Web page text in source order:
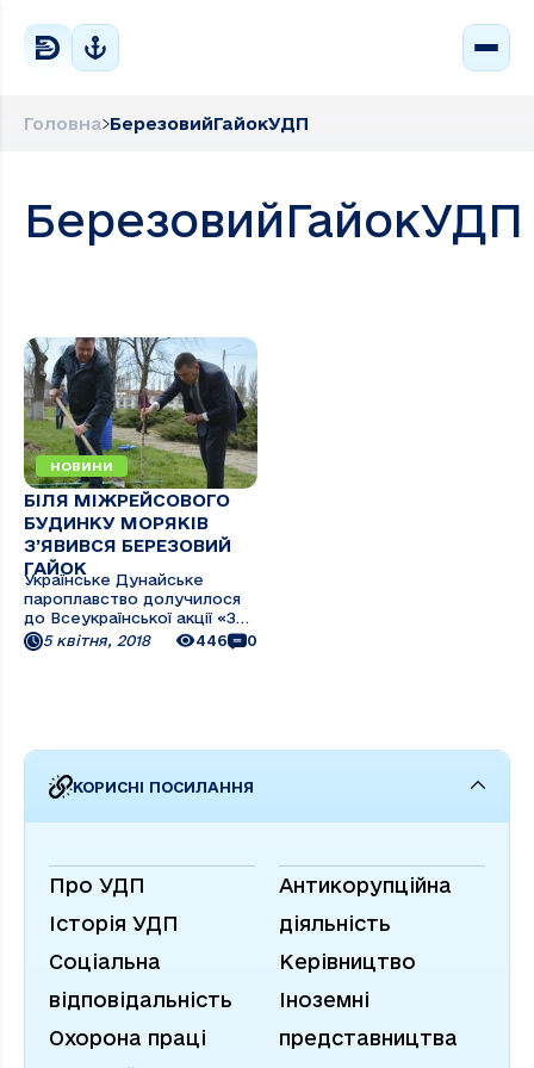
Головна БерезовийГайокУДП
БерезовийГайокУДП
НОВИНИ
БІЛЯ МІЖРЕЙСОВОГО
БУДИНКУ МОРЯКІВ
З’ЯВИВСЯ БЕРЕЗОВИЙ
ГАЙОК
Українське Дунайське
пароплавство долучилося
до Всеукраїнської акції «За
чисте довкілля», яка
традиційно проводиться
у парку Міжрейсового
5 квітня, 2018 446 0
КОРИСНІ ПОСИЛАННЯ
Про УДП
Історія УДП
Соціальна
відповідальність
Охорона праці
Антикорупційна
діяльність
Керівництво
Іноземні
представництва